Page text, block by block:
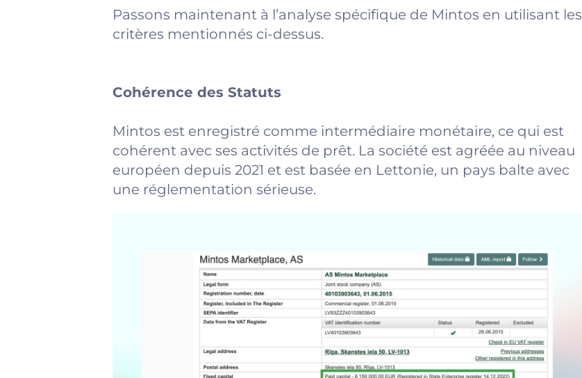
Passons maintenant à l’analyse spécifique de Mintos en utilisant les
critères mentionnés ci-dessus.
Cohérence des Statuts
Mintos est enregistré comme intermédiaire monétaire, ce qui est
cohérent avec ses activités de prêt. La société est agréée au niveau
européen depuis 2021 et est basée en Lettonie, un pays balte avec
une réglementation sérieuse.